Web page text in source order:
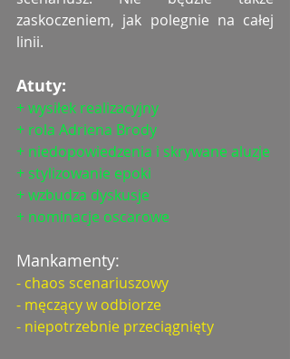
zaskoczeniem, jak polegnie na całej
linii.
Atuty:
+ wysiłek realizacyjny
+ rola Adriena Brody
+ niedopowiedzenia i skrywane aluzje
+ stylizowanie epoki
+ wzbudza dyskusje
+ nominacje oscarowe
Mankamenty:
- chaos scenariuszowy
- męczący w odbiorze
- niepotrzebnie przeciągnięty